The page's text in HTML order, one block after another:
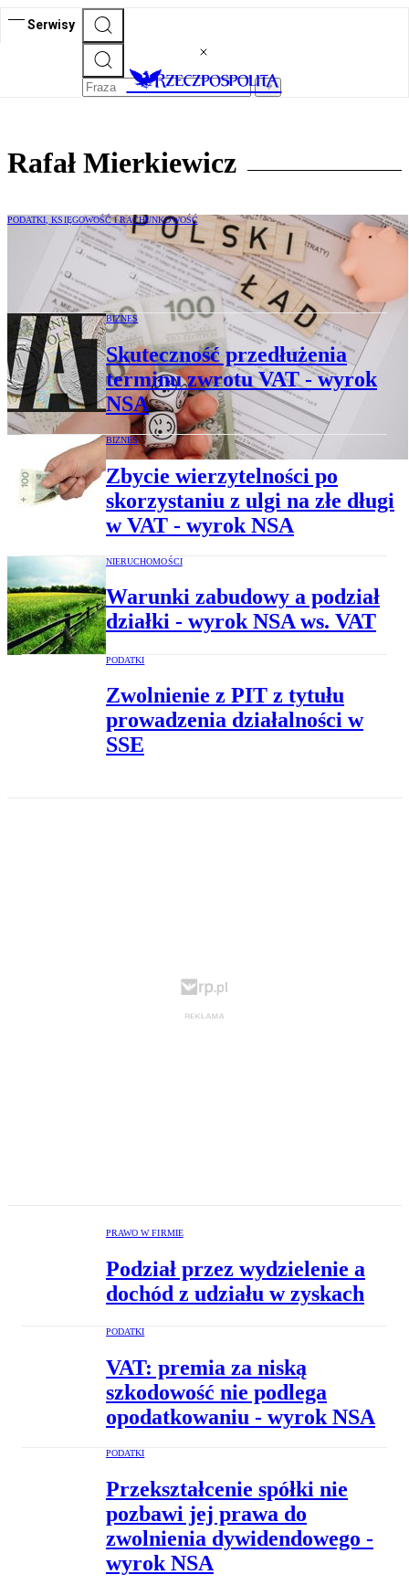
Serwisy
Rafał Mierkiewicz
PODATKI, KSIĘGOWOŚĆ I RACHUNKOWOŚĆ
Pobór i przekazanie zaliczek na PIT
z przedłużonym terminem
BIZNES
Skuteczność przedłużenia
terminu zwrotu VAT - wyrok
NSA
BIZNES
Zbycie wierzytelności po
skorzystaniu z ulgi na złe długi
w VAT - wyrok NSA
NIERUCHOMOŚCI
Warunki zabudowy a podział
działki - wyrok NSA ws. VAT
PODATKI
Zwolnienie z PIT z tytułu
prowadzenia działalności w
SSE
PRAWO W FIRMIE
Podział przez wydzielenie a
dochód z udziału w zyskach
PODATKI
VAT: premia za niską
szkodowość nie podlega
opodatkowaniu - wyrok NSA
PODATKI
Przekształcenie spółki nie
pozbawi jej prawa do
zwolnienia dywidendowego -
wyrok NSA